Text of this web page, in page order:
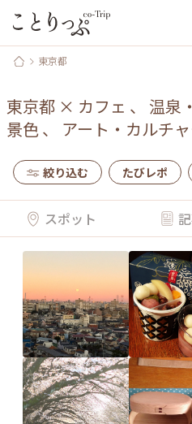
東京都
東京都 × カフェ 、 温泉
景色、 アート・カルチ
絞り込む たびレポ
スポット